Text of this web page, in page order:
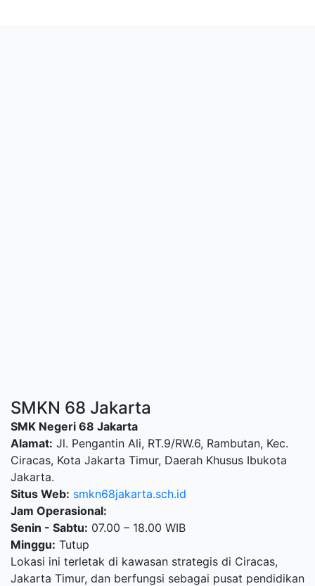
SMKN 68 Jakarta
SMK Negeri 68 Jakarta
Alamat: Jl. Pengantin Ali, RT.9/RW.6, Rambutan, Kec.
Ciracas, Kota Jakarta Timur, Daerah Khusus Ibukota
Jakarta.
Situs Web: smkn68jakarta.sch.id
Jam Operasional:
Senin - Sabtu: 07.00 – 18.00 WIB
Minggu: Tutup
Lokasi ini terletak di kawasan strategis di Ciracas,
Jakarta Timur, dan berfungsi sebagai pusat pendidikan